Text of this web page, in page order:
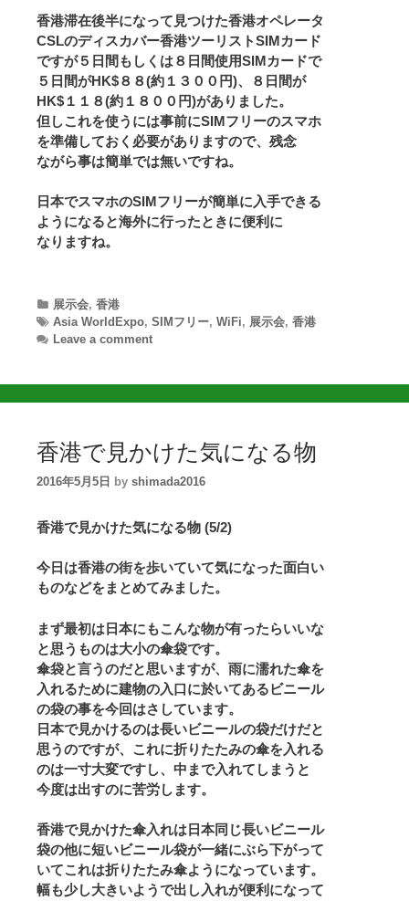
香港滞在後半になって見つけた香港オペレータ
CSLのディスカバー香港ツーリストSIMカード
ですが５日間もしくは８日間使用SIMカードで
５日間がHK$８８(約１３００円)、８日間が
HK$１１８(約１８００円)がありました。
但しこれを使うには事前にSIMフリーのスマホ
を準備しておく必要がありますので、残念
ながら事は簡単では無いですね。
日本でスマホのSIMフリーが簡単に入手できる
ようになると海外に行ったときに便利に
なりますね。
Categories
展示会, 香港
Tags
Asia WorldExpo, SIMフリー, WiFi, 展示会, 香港
Leave a comment
香港で見かけた気になる物
2016年5月5日 by shimada2016
香港で見かけた気になる物 (5/2)
今日は香港の街を歩いていて気になった面白い
ものなどをまとめてみました。
まず最初は日本にもこんな物が有ったらいいな
と思うものは大小の傘袋です。
傘袋と言うのだと思いますが、雨に濡れた傘を
入れるために建物の入口に於いてあるビニール
の袋の事を今回はさしています。
日本で見かけるのは長いビニールの袋だけだと
思うのですが、これに折りたたみの傘を入れる
のは一寸大変ですし、中まで入れてしまうと
今度は出すのに苦労します。
香港で見かけた傘入れは日本同じ長いビニール
袋の他に短いビニール袋が一緒にぶら下がって
いてこれは折りたたみ傘ようになっています。
幅も少し大きいようで出し入れが便利になって